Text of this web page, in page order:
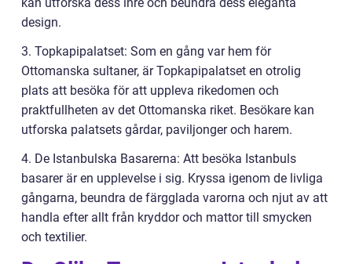
design.
3. Topkapipalatset: Som en gång var hem för
Ottomanska sultaner, är Topkapipalatset en otrolig
plats att besöka för att uppleva rikedomen och
praktfullheten av det Ottomanska riket. Besökare kan
utforska palatsets gårdar, paviljonger och harem.
4. De Istanbulska Basarerna: Att besöka Istanbuls
basarer är en upplevelse i sig. Kryssa igenom de livliga
gångarna, beundra de färgglada varorna och njut av att
handla efter allt från kryddor och mattor till smycken
och textilier.